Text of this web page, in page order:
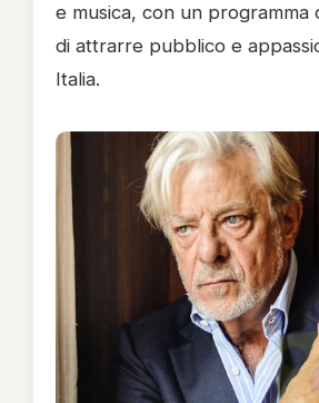
e musica, con un
di attrarre pubblico e
Italia.